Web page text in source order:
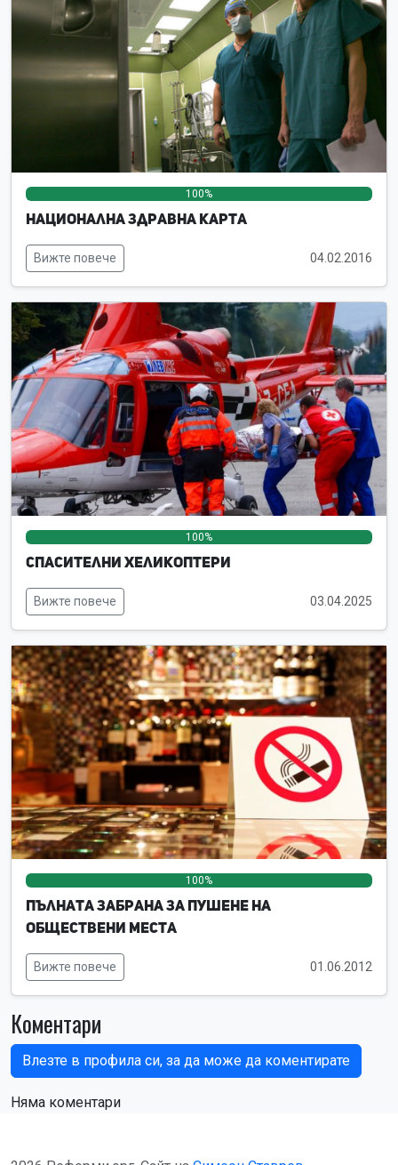
100%
Национална здравна карта
Вижте повече 04.02.2016
100%
Спасителни хеликоптери
Вижте повече 03.04.2025
100%
Пълната забрана за пушене на
обществени места
Вижте повече 01.06.2012
Коментари
Влезте в профила си, за да може да коментирате
Няма коментари